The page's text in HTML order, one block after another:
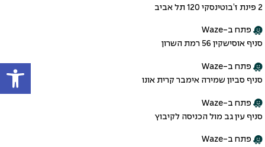
2 פינת ז’בוטינסקי 120 תל אביב
פתח ב-Waze
סניף אוסישקין 56 רמת השרון
פתח ב-Waze
סניף סביון שמירה אימבר קרית אונו
פתח ב-Waze
סניף עין גב מול הכניסה לקיבוץ
פתח ב-Waze